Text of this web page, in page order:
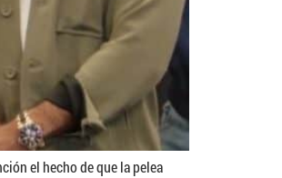
el hecho de que la pelea